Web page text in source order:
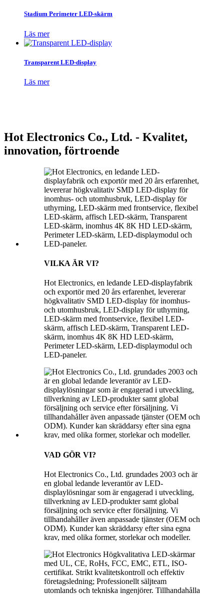
Stadium Perimeter LED-skärm
Läs mer
Transparent LED-display
Läs mer
Hot Electronics Co., Ltd. - Kvalitet,
innovation, förtroende
VILKA ÄR VI?
Hot Electronics, en ledande LED-displayfabrik
och exportör med 20 års erfarenhet, levererar
högkvalitativ SMD LED-display för inomhus-
och utomhusbruk, LED-display för uthyrning,
LED-skärm med frontservice, flexibel LED-
skärm, affisch LED-skärm, Transparent LED-
skärm, inomhus 4K 8K HD LED-skärm,
Perimeter LED-skärm, LED-displaymodul och
LED-paneler.
VAD GÖR VI?
Hot Electronics Co., Ltd. grundades 2003 och är
en global ledande leverantör av LED-
displaylösningar som är engagerad i utveckling,
tillverkning av LED-produkter samt global
försäljning och service efter försäljning. Vi
tillhandahåller även anpassade tjänster (OEM och
ODM). Kunder kan skräddarsy efter sina egna
krav, med olika former, storlekar och modeller.